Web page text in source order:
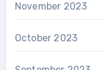
November 2023
October 2023